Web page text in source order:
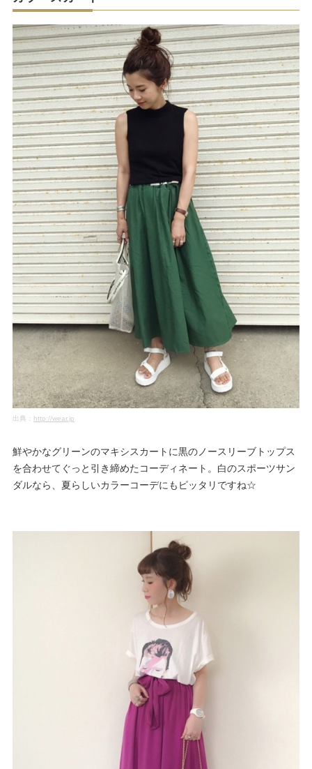
出典： http://wear.jp
鮮やかなグリーンのマキシスカートに黒のノースリーブトップス
を合わせてぐっと引き締めたコーディネート。白のスポーツサン
ダルなら、夏らしいカラーコーデにもピッタリですね☆